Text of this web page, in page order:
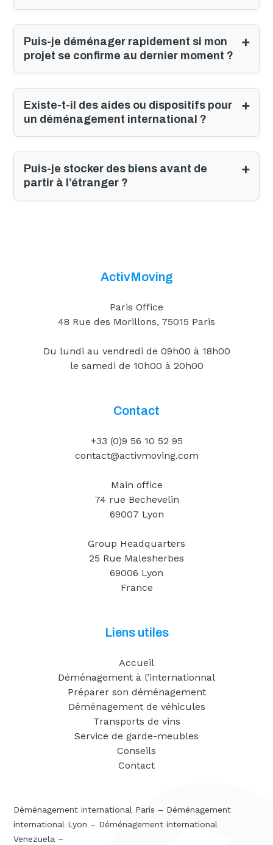
Puis-je déménager rapidement si mon
projet se confirme au dernier moment ?
Existe-t-il des aides ou dispositifs pour
un déménagement international ?
Puis-je stocker des biens avant de
partir à l’étranger ?
ActivMoving
Paris Office
48 Rue des Morillons, 75015 Paris
Du lundi au vendredi de 09h00 à 18h00
le samedi de 10h00 à 20h00
Contact
+33 (0)9 56 10 52 95
contact@activmoving.com
Main office
74 rue Bechevelin
69007 Lyon
Group Headquarters
25 Rue Malesherbes
69006 Lyon
France
Liens utiles
Accueil
Déménagement à l’internationnal
Préparer son déménagement
Déménagement de véhicules
Transports de vins
Service de garde-meubles
Conseils
Contact
Déménagement international Paris – Déménagement
international Lyon – Déménagement international
Venezuela –